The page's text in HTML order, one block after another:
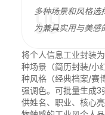
多种场景和风格选
为兼具实用与美感
将个人信息工业封装
种场景（简历封装/小
种风格（经典档案/赛
强调色。可批量生成3
供姓名、职业、核心